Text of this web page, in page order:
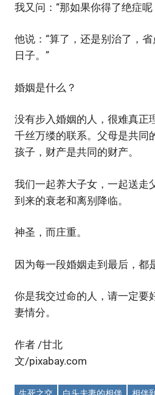
我又问：“那如果你得了绝症呢
他说：“算了，还是别治了，
日子。”
婚姻是什么？
没有步入婚姻的人，很难真正
千丝万缕的联系。父母是共同
孩子，财产是共同的财产。
我们一起养大子女，一起送走
到来的衰老和离别降临。
神圣，而庄重。
因为每一段婚姻走到最后，都
你是我交过命的人，请一定要
妻情分。
作者 /甘北
文/pixabay.com